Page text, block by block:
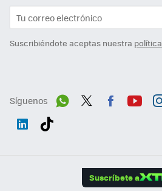
Suscribiéndote aceptas nuestra
Síguenos
Suscríbete a